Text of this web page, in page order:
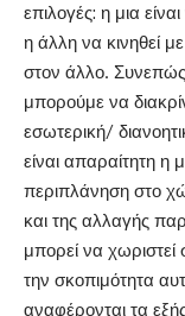
επιλογές: η μια
η άλλη να κινηθεί
στον άλλο.
μπορούμε να
εσωτερική/
είναι απαραίτητη η
περιπλάνηση στο
και της αλλαγής
μπορεί να
την σκοπιμότητα
αναφέρονται τα